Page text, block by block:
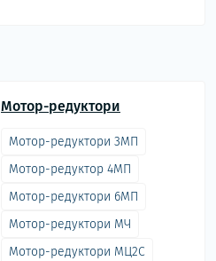
Мотор-редуктори
Мотор-редуктори 3МП
Мотор-редуктор 4МП
Мотор-редуктори 6МП
Мотор-редуктори МЧ
Мотор-редуктори МЦ2С